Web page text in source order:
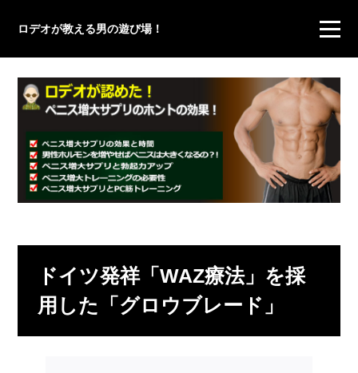
ロデオが教える男の遊び場！
ドイツ発祥「WAZ療法」を採
用した「グロウブレード」